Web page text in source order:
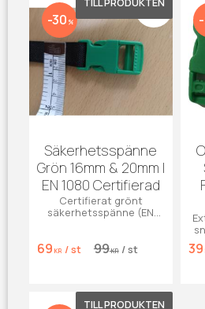
Säkerhetsspänne
Grön 16mm & 20mm |
EN 1080 Certifierad
Certifierat grönt
säkerhetsspänne (EN
hjälmband och
69 KR /st 99KR /st
30 % Lägg till
39